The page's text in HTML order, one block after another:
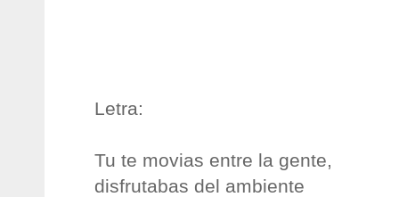
Letra:
Tu te movias entre la gente,
disfrutabas del ambiente